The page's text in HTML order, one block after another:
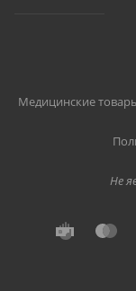
Медицинские
Не